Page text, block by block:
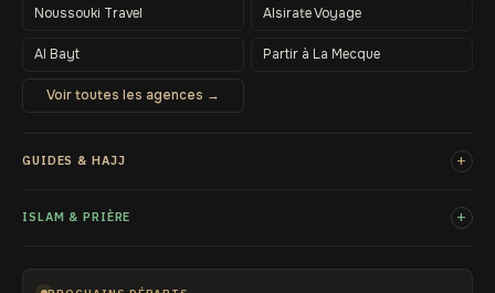
Noussouki Travel Alsirate Voyage
Al Bayt Partir à La Mecque
Voir toutes les agences →
GUIDES & HAJJ +
ISLAM & PRIÈRE +